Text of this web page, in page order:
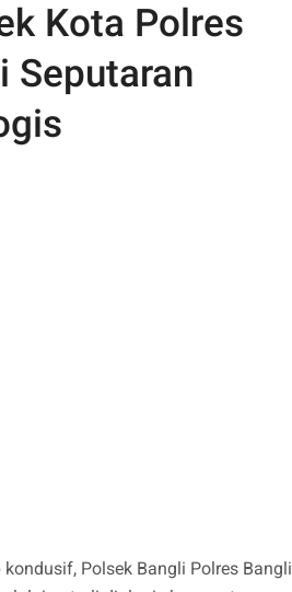
Kota Polres
Seputaran
Polsek Bangli Polres Bangli